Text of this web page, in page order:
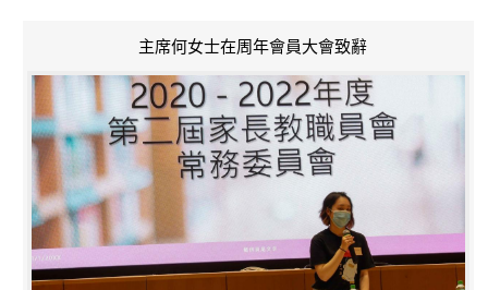
主席何女士在周年會員大會致辭